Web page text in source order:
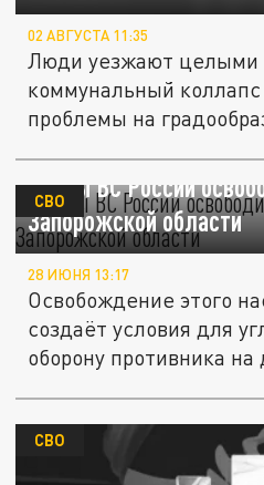
02 АВГУСТА 11:35
Люди уезжают целыми
коммунальный коллапс
проблемы на
Бойцы ВС России
Запорожской области
СВО
28 ИЮНЯ 13:17
Освобождение этого
создаёт условия для
оборону противника на
СВО